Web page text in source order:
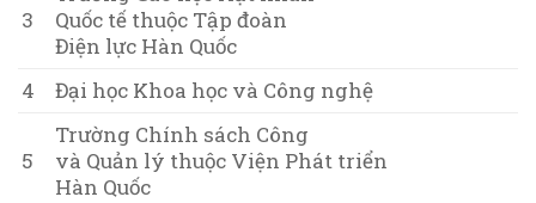
3
Quốc tế thuộc Tập đoàn
Điện lực Hàn Quốc
4
Đại học Khoa học và Công nghệ
5
Trường Chính sách Công
và Quản lý thuộc Viện Phát triển
Hàn Quốc